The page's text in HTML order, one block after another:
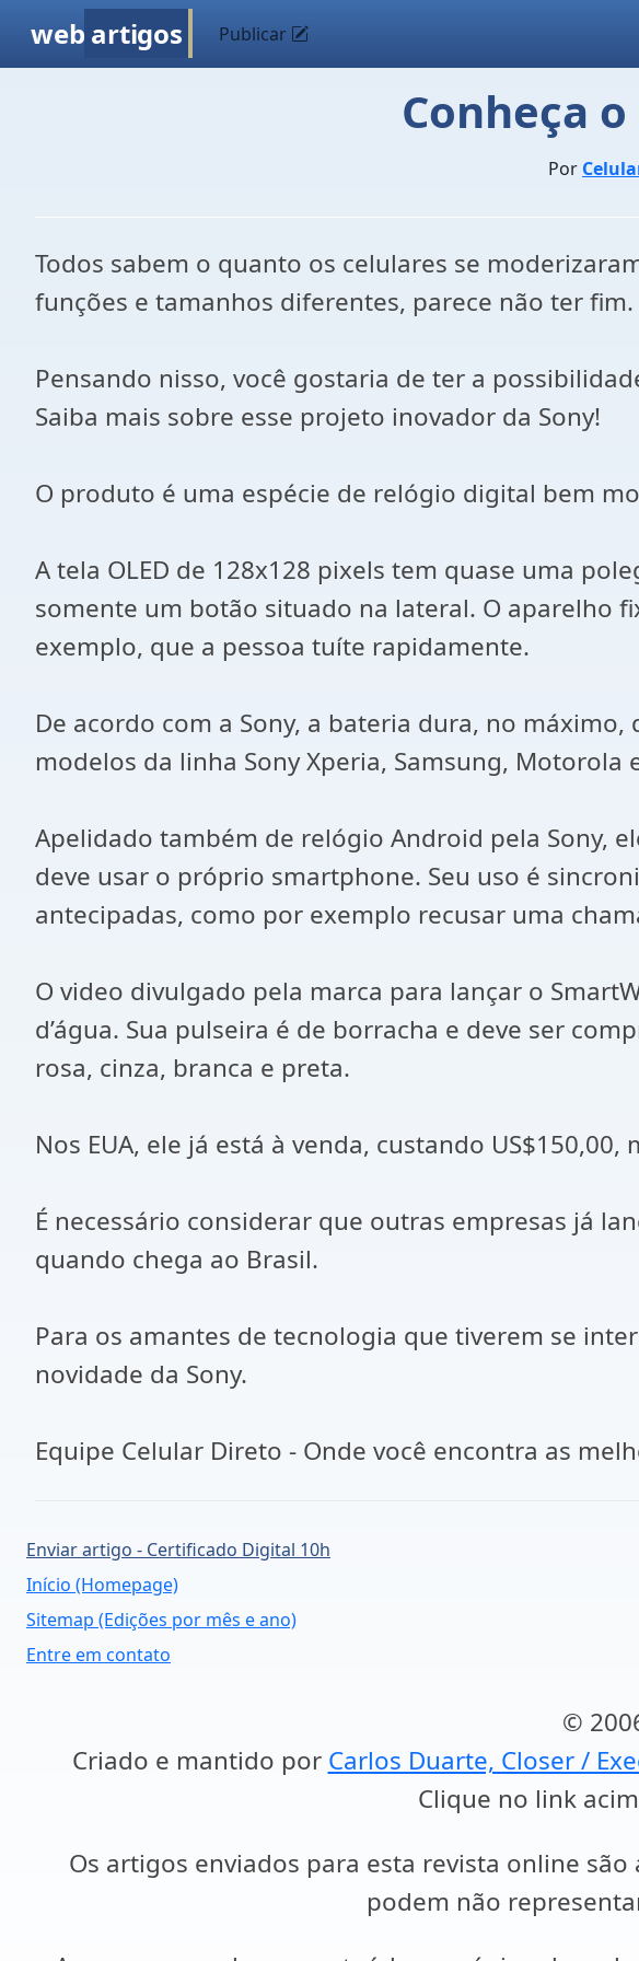
web artigos Publicar
Conheça
Por
Todos sabem o quanto os celulares se
funções e tamanhos diferentes, parece não ter fim.
Pensando nisso, você gostaria de ter a
Saiba mais sobre esse projeto inovador da Sony!
O produto é uma espécie de relógio digital bem
A tela OLED de 128x128 pixels tem quase uma
somente um botão situado na lateral. O aparelho
exemplo, que a pessoa tuíte rapidamente.
De acordo com a Sony, a bateria dura, no
modelos da linha Sony Xperia, Samsung, Motorola
Apelidado também de relógio Android pela Sony,
deve usar o próprio smartphone. Seu uso é
antecipadas, como por exemplo recusar uma
O video divulgado pela marca para lançar o
d’água. Sua pulseira é de borracha e deve ser
rosa, cinza, branca e preta.
Nos EUA, ele já está à venda, custando
É necessário considerar que outras empresas já
quando chega ao Brasil.
Para os amantes de tecnologia que tiverem se
novidade da Sony.
Equipe Celular Direto - Onde você encontra as
Enviar artigo - Certificado Digital 10h
Início (Homepage)
Sitemap (Edições por mês e ano)
Entre em contato
©
Criado e mantido por Carlos Duarte, Closer /
Clique no link
Os artigos enviados para esta revista online
podem não